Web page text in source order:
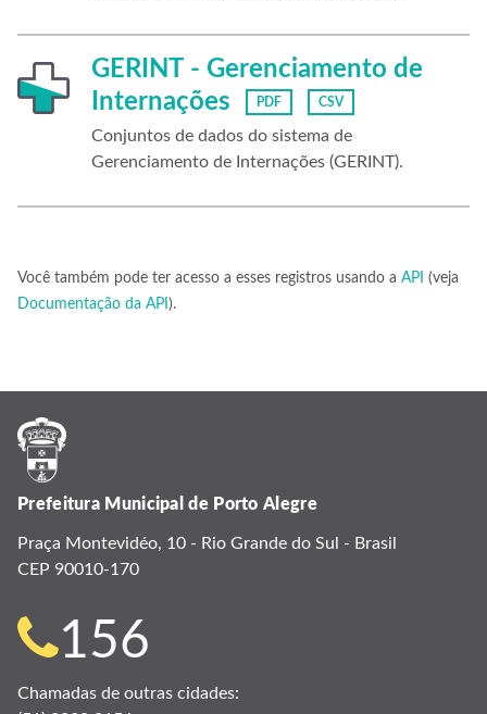
GERINT - Gerenciamento de
Internações
PDF CSV
Conjuntos de dados do sistema de
Gerenciamento de Internações (GERINT).
Você também pode ter acesso a esses registros usando a API (veja
Documentação da API ).
Prefeitura Municipal de Porto Alegre
Praça Montevidéo, 10 - Rio Grande do Sul - Brasil
CEP 90010-170
Telefone
para
156
Chamadas de outras cidades: